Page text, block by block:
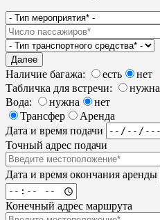
Далее
Наличие багажа: есть
нет
Табличка для встречи:
нужна
Вода:
нужна
нет
Трансфер
Аренда
Дата и время подачи
Точный адрес подачи
Дата и время окончания аренды
Конечный адрес маршрута